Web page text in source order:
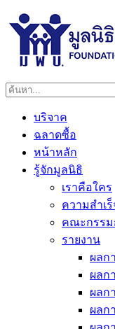
บริจาค
ฉลาดซื้อ
หน้าหลัก
รู้จักมูลนิธิ
เราคือใคร
ความสำเร็
คณะกรรม
รายงาน
ผลก
ผลก
ผลก
ผลก